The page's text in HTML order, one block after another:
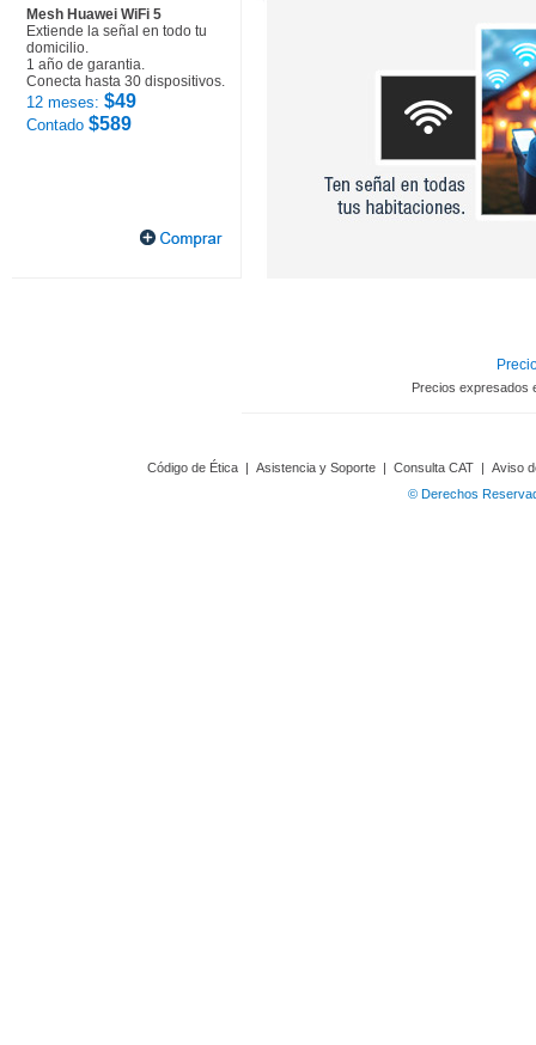
Mesh Huawei WiFi 5
Extiende la señal en todo tu
domicilio.
1 año de garantia.
Conecta hasta 30 dispositivos.
12 meses: $49
Contado $589
Precios expresados
Código de Ética | Asistencia y Soporte | Consulta CAT | Aviso
© Derechos